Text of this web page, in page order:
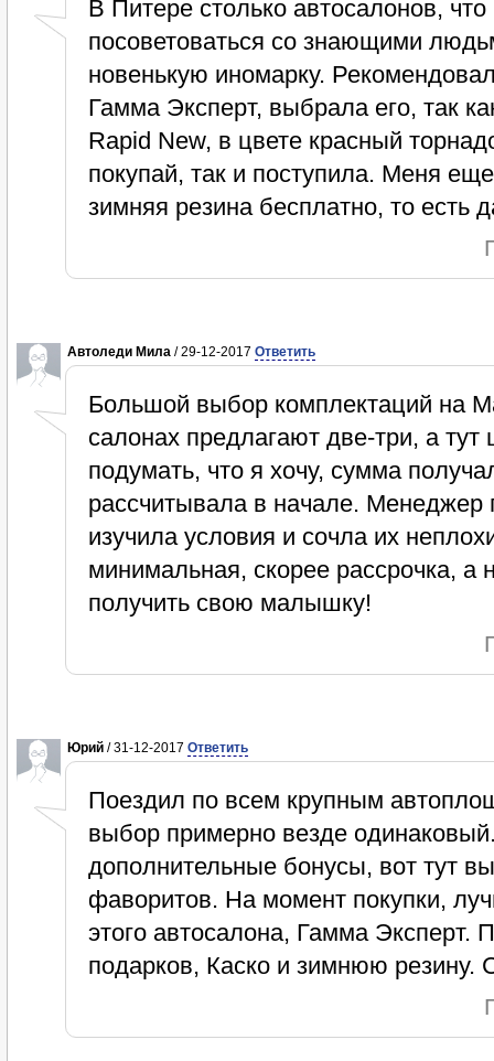
В Питере столько автосалонов,
посоветоваться со знающими
новенькую иномарку.
Гамма Эксперт, выбрала его, так
Rapid New, в цвете красный
покупай, так и поступила. Меня
зимняя резина бесплатно, то есть
Автоледи Мила / 29-12-2017 Ответить
Большой выбор комплектаций на
салонах предлагают две-три, а
подумать, что я хочу, сумма
рассчитывала в начале.
изучила условия и сочла их
минимальная, скорее рассрочка, а
получить свою малышку!
Юрий / 31-12-2017 Ответить
Поездил по всем крупным
выбор примерно везде
дополнительные бонусы, вот тут
фаворитов. На момент покупки,
этого автосалона, Гамма Эксперт.
подарков, Каско и зимнюю резину.